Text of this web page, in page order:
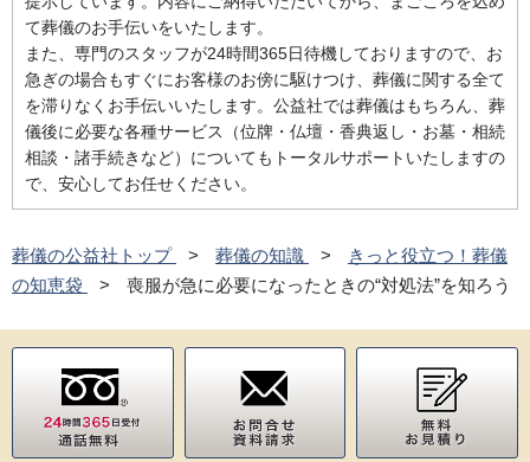
て葬儀のお手伝いをいたします。
また、専門のスタッフが24時間365日待機しておりますので、お
急ぎの場合もすぐにお客様のお傍に駆けつけ、葬儀に関する全て
を滞りなくお手伝いいたします。公益社では葬儀はもちろん、葬
儀後に必要な各種サービス（位牌・仏壇・香典返し・お墓・相続
相談・諸手続きなど）についてもトータルサポートいたしますの
で、安心してお任せください。
葬儀の公益社トップ 葬儀の知識
きっと役立つ！葬儀
の知恵袋
喪服が急に必要になったときの“対処法”を知ろう